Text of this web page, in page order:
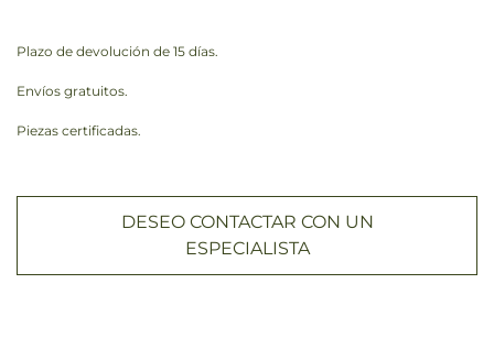
Plazo de devolución de 15 días.
Envíos gratuitos.
Piezas certificadas.
DESEO CONTACTAR CON UN
ESPECIALISTA